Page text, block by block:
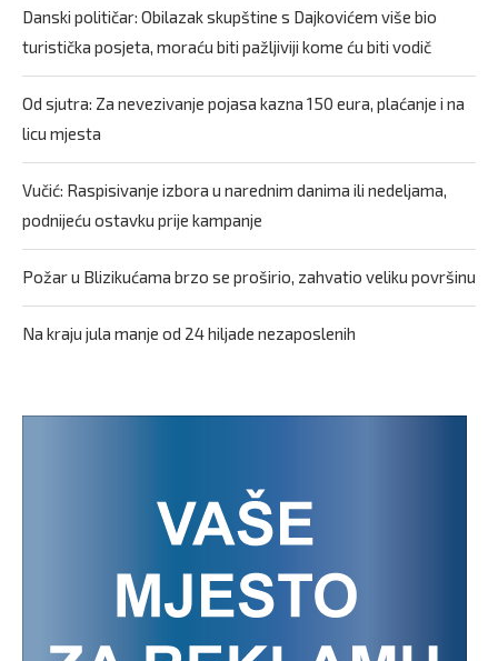
Danski političar: Obilazak skupštine s Dajkovićem više bio
turistička posjeta, moraću biti pažljiviji kome ću biti vodič
Od sjutra: Za nevezivanje pojasa kazna 150 eura, plaćanje i na
licu mjesta
Vučić: Raspisivanje izbora u narednim danima ili nedeljama,
podnijeću ostavku prije kampanje
Požar u Blizikućama brzo se proširio, zahvatio veliku površinu
Na kraju jula manje od 24 hiljade nezaposlenih